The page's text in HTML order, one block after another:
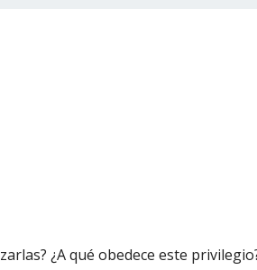
¿A qué obedece este